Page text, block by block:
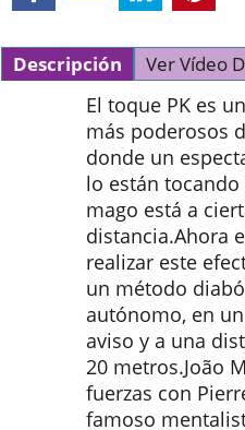
Descripción Ver Vídeo
El toque PK es
más poderosos
donde un
lo están
mago está a
distancia.Ahora
realizar este
un método
autónomo, en
aviso y a una
20 metros.João
fuerzas con
famoso